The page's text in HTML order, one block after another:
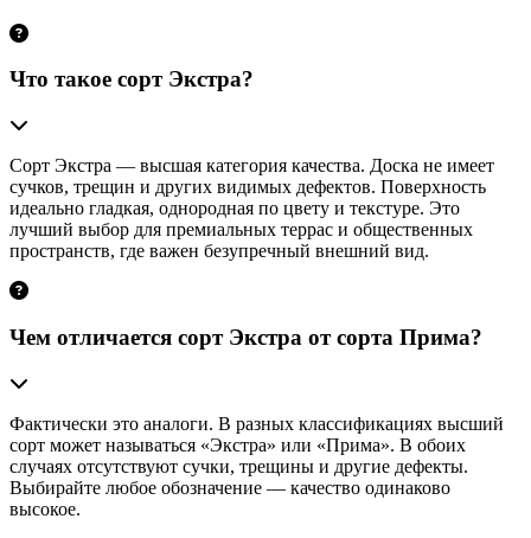
Что такое сорт Экстра?
Сорт Экстра — высшая категория качества. Доска не имеет
сучков, трещин и других видимых дефектов. Поверхность
идеально гладкая, однородная по цвету и текстуре. Это
лучший выбор для премиальных террас и общественных
пространств, где важен безупречный внешний вид.
Чем отличается сорт Экстра от сорта Прима?
Фактически это аналоги. В разных классификациях высший
сорт может называться «Экстра» или «Прима». В обоих
случаях отсутствуют сучки, трещины и другие дефекты.
Выбирайте любое обозначение — качество одинаково
высокое.